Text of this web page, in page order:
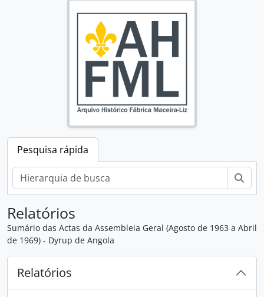
Pesquisa rápida
Relatórios
Sumário das Actas da Assembleia Geral (Agosto de 1963 a Abril
de 1969) - Dyrup de Angola
Relatórios